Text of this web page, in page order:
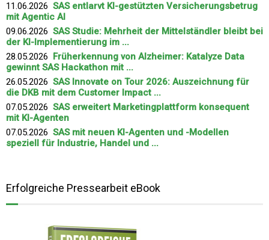
11.06.2026 SAS entlarvt KI-gestützten Versicherungsbetrug
mit Agentic AI
09.06.2026 SAS Studie: Mehrheit der Mittelständler bleibt bei
der KI-Implementierung im ...
28.05.2026 Früherkennung von Alzheimer: Katalyze Data
gewinnt SAS Hackathon mit ...
26.05.2026 SAS Innovate on Tour 2026: Auszeichnung für
die DKB mit dem Customer Impact ...
07.05.2026 SAS erweitert Marketingplattform konsequent
mit KI-Agenten
07.05.2026 SAS mit neuen KI-Agenten und -Modellen
speziell für Industrie, Handel und ...
Erfolgreiche Pressearbeit eBook